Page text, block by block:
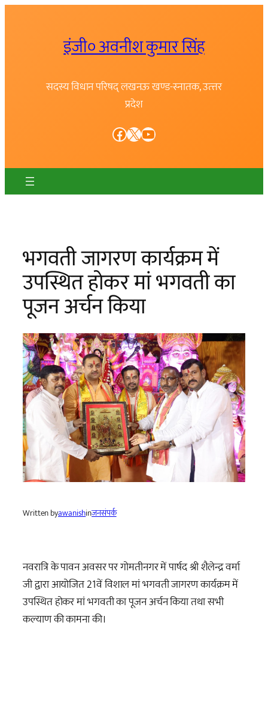
इंजी० अवनीश कुमार सिंह
सदस्य विधान परिषद् लखनऊ खण्ड-स्नातक, उत्त्तर
प्रदेश
Facebook X YouTube
भगवती जागरण कार्यक्रम में
उपस्थित होकर मां भगवती का
पूजन अर्चन किया
Written byawanishinजनसंपर्क
नवरात्रि के पावन अवसर पर गोमतीनगर में पार्षद श्री शैलेन्द्र वर्मा
जी द्वारा आयोजित 21वें विशाल मां भगवती जागरण कार्यक्रम में
उपस्थित होकर मां भगवती का पूजन अर्चन किया तथा सभी
कल्याण की कामना की।